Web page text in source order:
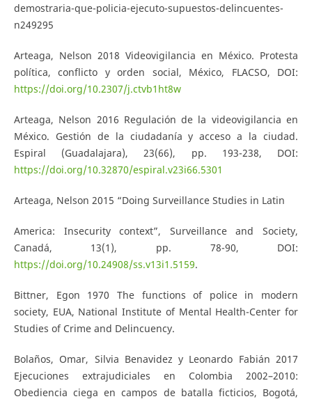
demostraria-que-policia-ejecuto-supuestos-delincuentes-
n249295
Arteaga, Nelson 2018 Videovigilancia en México. Protesta
política, conflicto y orden social, México, FLACSO, DOI:
https://doi.org/10.2307/j.ctvb1ht8w
Arteaga, Nelson 2016 Regulación de la videovigilancia en
México. Gestión de la ciudadanía y acceso a la ciudad.
Espiral (Guadalajara), 23(66), pp. 193-238, DOI:
https://doi.org/10.32870/espiral.v23i66.5301
Arteaga, Nelson 2015 “Doing Surveillance Studies in Latin
America: Insecurity context”, Surveillance and Society,
Canadá, 13(1), pp. 78-90, DOI:
https://doi.org/10.24908/ss.v13i1.5159.
Bittner, Egon 1970 The functions of police in modern
society, EUA, National Institute of Mental Health-Center for
Studies of Crime and Delincuency.
Bolaños, Omar, Silvia Benavidez y Leonardo Fabián 2017
Ejecuciones extrajudiciales en Colombia 2002–2010:
Obediencia ciega en campos de batalla ficticios, Bogotá,